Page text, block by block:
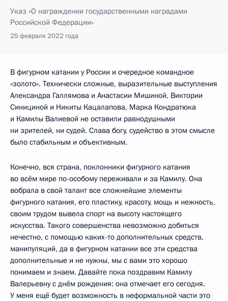
Указ «О награждении государственными наградами
Российской Федерации»
25 февраля 2022 года
В фигурном катании у России и очередное командное
«золото». Технически сложные, выразительные выступления
Александра Галлямова и Анастасии Мишиной, Виктории
Синициной и Никиты Кацалапова, Марка Кондратюка
и Камилы Валиевой не оставили равнодушными
ни зрителей, ни судей. Слава богу, судейство в этом смысле
было стабильным и объективным.
Конечно, вся страна, поклонники фигурного катания
во всём мире по-особому переживали и за Камилу. Она
вобрала в свой талант все сложнейшие элементы
фигурного катания, его пластику, красоту, мощь и нежность,
своим трудом вывела спорт на высоту настоящего
искусства. Такого совершенства невозможно добиться
нечестно, с помощью каких-то дополнительных средств,
манипуляций, да в фигурном катании все эти средства
дополнительные и не нужны, мы с вами это хорошо
понимаем и знаем. Давайте пока поздравим Камилу
Валерьевну с днём рождения: она отмечает его сегодня.
У меня ещё будет возможность в неформальной части это